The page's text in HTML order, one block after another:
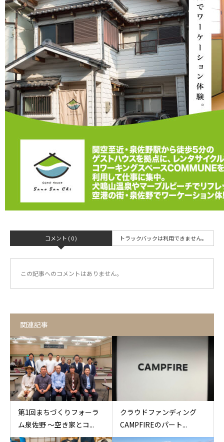
コメント ( 0 ) トラックバックは利用できません。
この記事へのコメントはありません。
関連記事
第1回まちづくりフォーラ
ム泉佐野 〜空き家とコ...
クラウドファンディング
CAMPFIREのパート...